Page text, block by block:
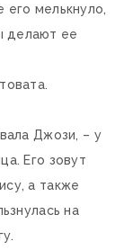
мелькнуло,
делают ее
Джози, – у
Его зовут
а также
на